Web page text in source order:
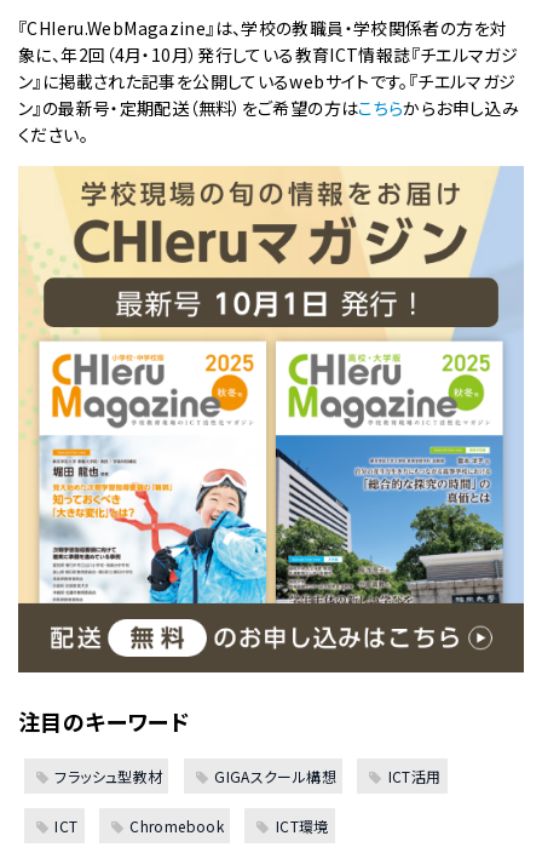
『CHIeru.WebMagazine』は、学校の教職員・学校関係者の方を対
象に、年2回（4月・10月）発行している教育ICT情報誌『チエルマガジ
ン』に掲載された記事を公開しているwebサイトです。『チエルマガジ
ン』の最新号・定期配送（無料）をご希望の方はこちらからお申し込み
ください。
注目のキーワード
フラッシュ型教材 GIGAスクール構想 ICT活用
ICT Chromebook ICT環境